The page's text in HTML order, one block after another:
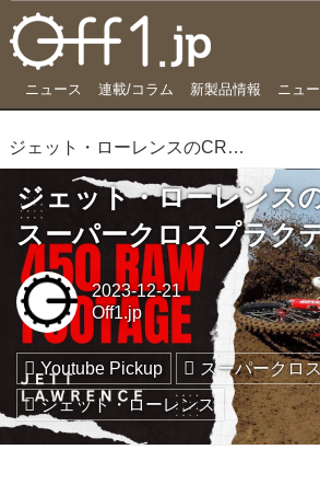
ニュース 連載/コラム 新製品情報 ニュ
ジェット・ローレンスのCRF450Rスーパークロスプラクティス
ジェット・ローレンス
スーパークロスプラク
2023-12-21
Off1.jp
Youtube Pickup スーパークロ
ジェット・ローレンス